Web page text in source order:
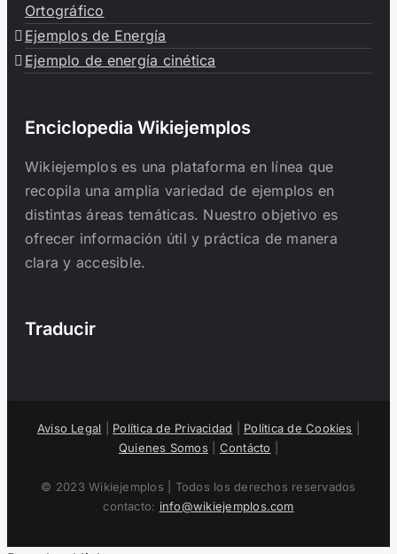
Ortográfico
Ejemplos de Energía
Ejemplo de energía cinética
Enciclopedia Wikiejemplos
Wikiejemplos es una plataforma en línea que
recopila una amplia variedad de ejemplos en
distintas áreas temáticas. Nuestro objetivo es
ofrecer información útil y práctica de manera
clara y accesible.
Traducir
Aviso Legal Política de Privacidad Política de Cookies
Quienes Somos
Contácto
© 2023 Wikiejemplos | Todos los derechos reservados
contacto: info@wikiejemplos.com